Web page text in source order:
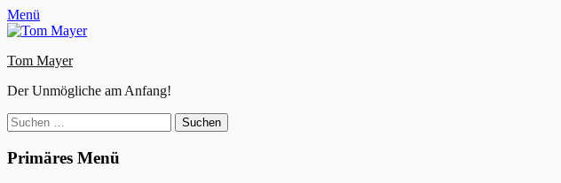
Zum
Inhalt
Facebook
E-
Mail
Instagram
Website
Menü
Tom Mayer
Der Unmögliche am Anfang!
Suche
nach:
Primäres Menü